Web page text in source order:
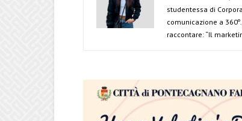
studentessa di
comunicazione a
raccontare: “Il